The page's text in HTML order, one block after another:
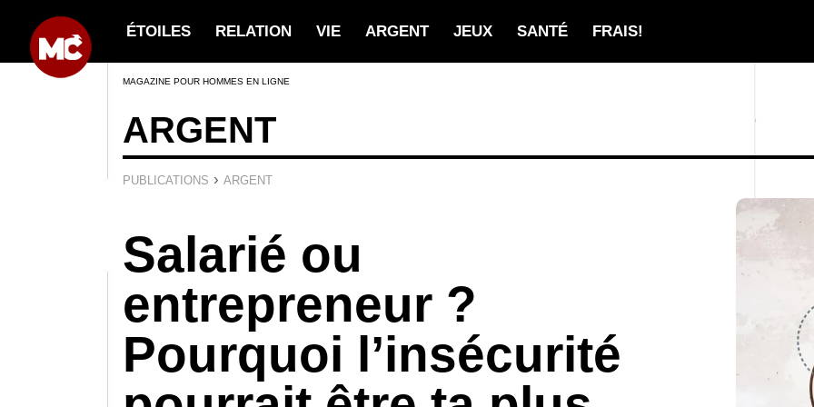
ÉTOILES RELATION VIE ARGENT JEUX SANTÉ FRAIS!
MAGAZINE POUR HOMMES EN LIGNE
ARGENT
PUBLICATIONS › ARGENT
Salarié ou
entrepreneur ?
Pourquoi l’insécurité